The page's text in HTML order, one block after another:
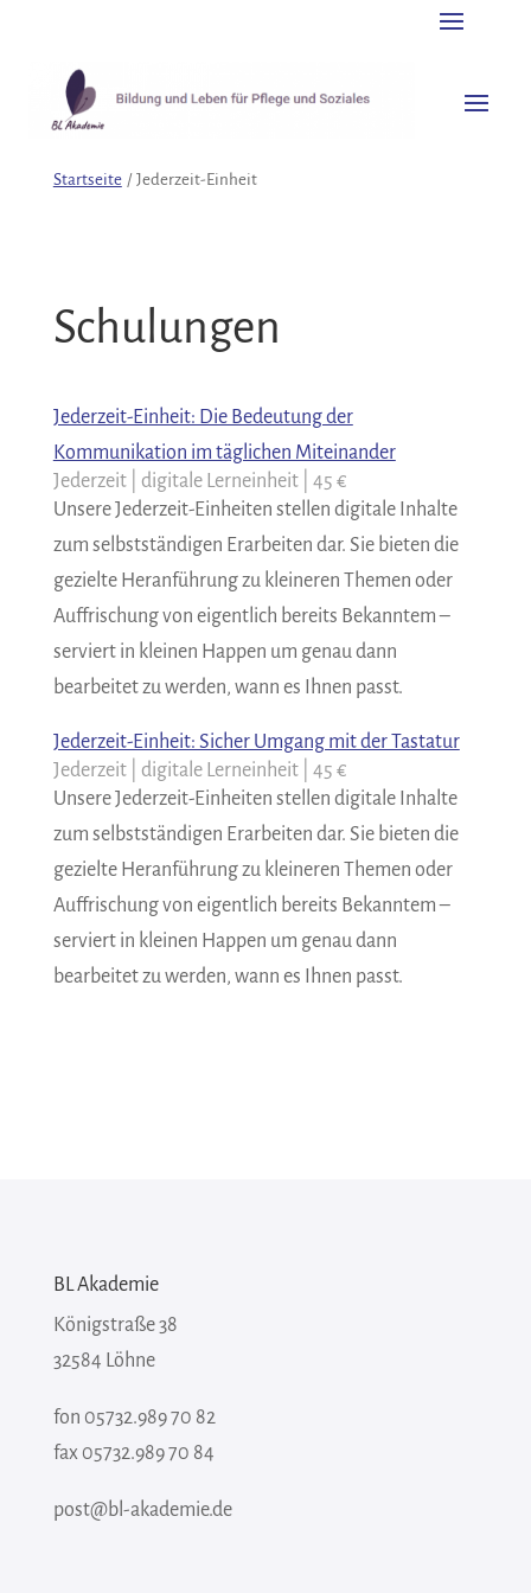
Startseite/ Jederzeit-Einheit
Schulungen
Jederzeit-Einheit: Die Bedeutung der
Kommunikation im täglichen Miteinander
Jederzeit | digitale Lerneinheit | 45 €
Unsere Jederzeit-Einheiten stellen digitale Inhalte
zum selbstständigen Erarbeiten dar. Sie bieten die
gezielte Heranführung zu kleineren Themen oder
Auffrischung von eigentlich bereits Bekanntem –
serviert in kleinen Happen um genau dann
bearbeitet zu werden, wann es Ihnen passt.
Jederzeit-Einheit: Sicher Umgang mit der Tastatur
Jederzeit | digitale Lerneinheit | 45 €
Unsere Jederzeit-Einheiten stellen digitale Inhalte
zum selbstständigen Erarbeiten dar. Sie bieten die
gezielte Heranführung zu kleineren Themen oder
Auffrischung von eigentlich bereits Bekanntem –
serviert in kleinen Happen um genau dann
bearbeitet zu werden, wann es Ihnen passt.
BL Akademie
Königstraße 38
32584 Löhne
fon 05732.989 70 82
fax 05732.989 70 84
post@bl-akademie.de